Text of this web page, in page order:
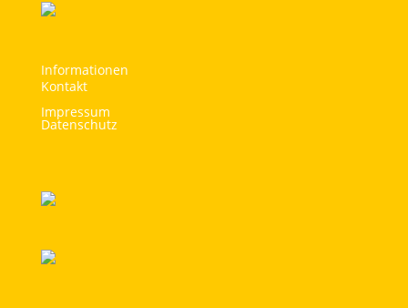
Informationen
Kontakt
Impressum
Datenschutz